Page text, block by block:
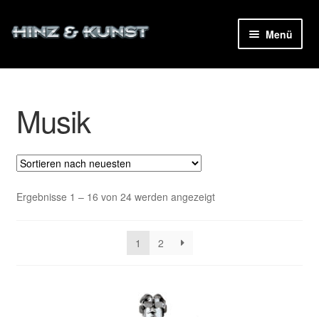
Zur
Navigation
Zum
Menü
Musik
Ergebnisse 1 – 16 von 24 werden angezeigtNach
1 2